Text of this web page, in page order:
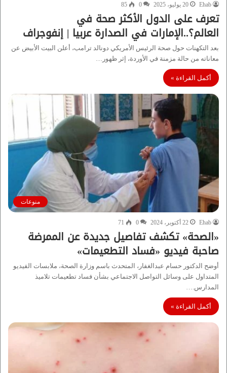
Ehab 20 يوليو، 2025 0
85
تعرف على الدول الأكثر صحة في
العالم؟..الإمارات في الصدارة عربيا | إنفوجراف
بعد التكهنات حول صحة الرئيس الأمريكي دونالد ترامب، أعلن البيت الأبيض عن
معاناته من حالة مزمنة في الأوردة، إثر ظهور…
أكمل القراءة »
منوعات
Ehab 22 أكتوبر، 2024 0
71
«الصحة» تكشف تفاصيل جديدة عن الممرضة
صاحبة فيديو «فساد التطعيمات»
أوضح الدكتور حسام عبدالغفار، المتحدث باسم وزارة الصحة، ملابسات الفيديو
المتداول على وسائل التواصل الاجتماعي بشأن فساد تطعيمات تلاميذ
المدارس.…
أكمل القراءة »